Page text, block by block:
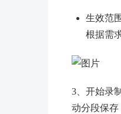
生效范
根据需
3、开始录
动分段保存